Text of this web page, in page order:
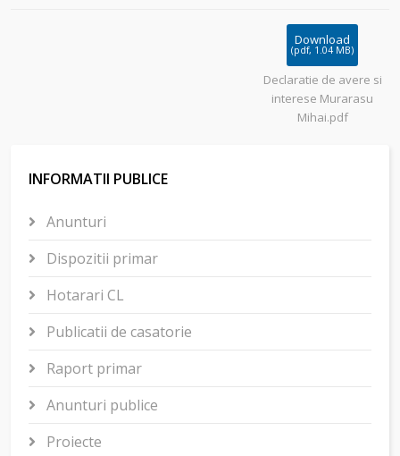
Download
(pdf, 1.04 MB)
Declaratie de avere si
interese Murarasu
Mihai.pdf
INFORMATII PUBLICE
Anunturi
Dispozitii primar
Hotarari CL
Publicatii de casatorie
Raport primar
Anunturi publice
Proiecte